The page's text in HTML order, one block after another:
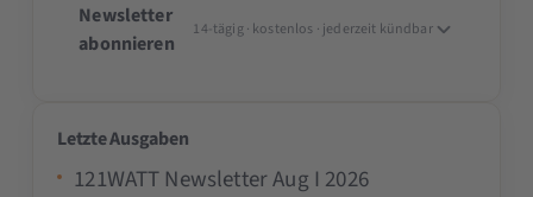
Newsletter
abonnieren
14-tägig · kostenlos · jederzeit kündbar
Letzte Ausgaben
121WATT Newsletter Aug I 2026